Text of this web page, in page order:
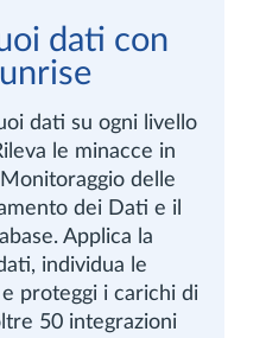
dati con
dati su ogni livello
le minacce in
delle
dei Dati e il
Applica la
individua le
proteggi i carichi di
50 integrazioni